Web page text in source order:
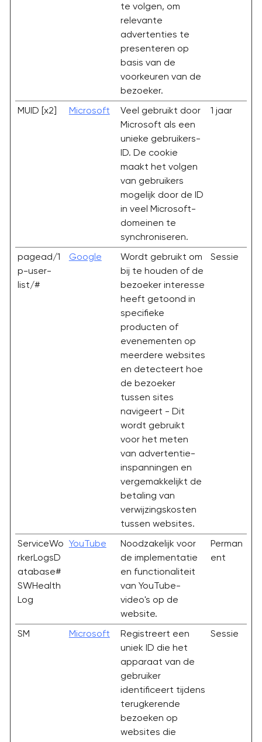
te volgen, om
relevante
advertenties te
presenteren op
basis van de
voorkeuren van de
bezoeker.
MUID [x2] Microsoft
Veel gebruikt door
Microsoft als een
unieke gebruikers-
ID. De cookie
maakt het volgen
van gebruikers
mogelijk door de ID
in veel Microsoft-
domeinen te
synchroniseren.
1 jaar
pagead/1
p-user-
list/#
Google
Wordt gebruikt om
bij te houden of de
bezoeker interesse
heeft getoond in
specifieke
producten of
evenementen op
meerdere websites
en detecteert hoe
de bezoeker
tussen sites
navigeert - Dit
wordt gebruikt
voor het meten
van advertentie-
inspanningen en
vergemakkelijkt de
betaling van
verwijzingskosten
tussen websites.
Sessie
ServiceWo
rkerLogsD
atabase#
SWHealth
Log
YouTube
Noodzakelijk voor
de implementatie
en functionaliteit
van YouTube-
video's op de
website.
Perman
ent
SM Microsoft
Registreert een
uniek ID die het
apparaat van de
gebruiker
identificeert tijdens
terugkerende
bezoeken op
websites die
Sessie